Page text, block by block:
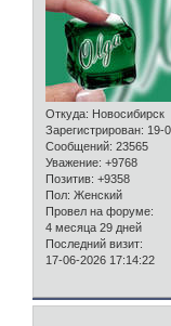
Откуда: Новосибирск
Зарегистрирован: 19-
Сообщений: 23565
Уважение: +9768
Позитив: +9358
Пол: Женский
Провел на форуме:
4 месяца 29 дней
Последний визит:
17-06-2026 17:14:22